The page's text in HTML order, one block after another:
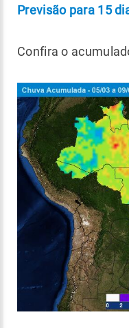
Previsão para 15
Confira o